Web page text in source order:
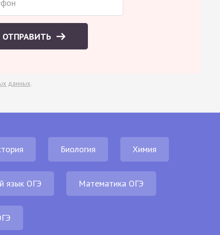
ОТПРАВИТЬ
данных.
Биология Химия
язык ОГЭ Математика ОГЭ